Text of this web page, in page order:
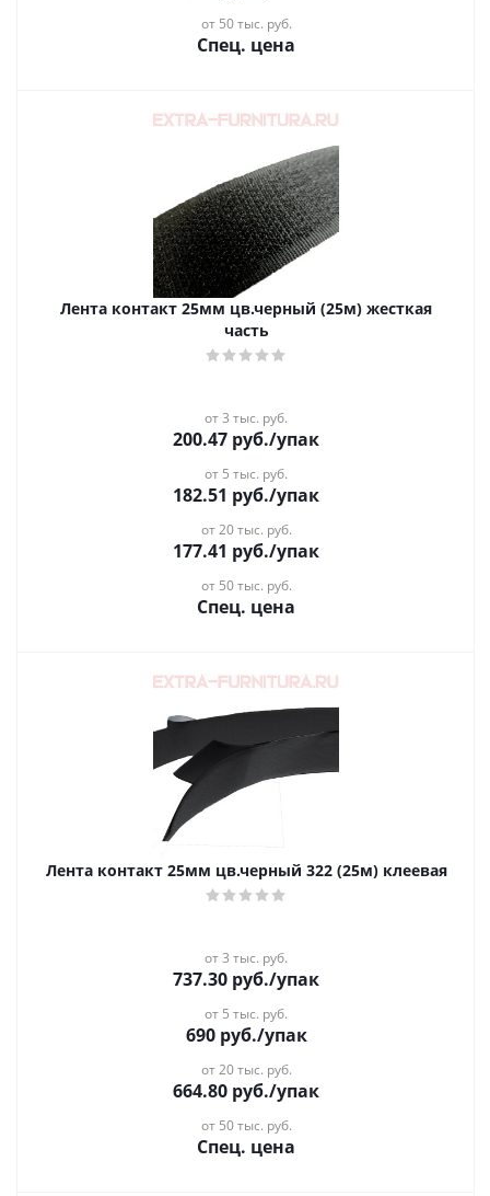
от 50 тыс. руб.
Спец. цена
Лента контакт 25мм цв.черный (25м) жесткая
часть
от 3 тыс. руб.
200.47 руб./упак
от 5 тыс. руб.
182.51 руб./упак
от 20 тыс. руб.
177.41 руб./упак
от 50 тыс. руб.
Спец. цена
Лента контакт 25мм цв.черный 322 (25м) клеевая
от 3 тыс. руб.
737.30 руб./упак
от 5 тыс. руб.
690руб./упак
от 20 тыс. руб.
664.80 руб./упак
от 50 тыс. руб.
Спец. цена